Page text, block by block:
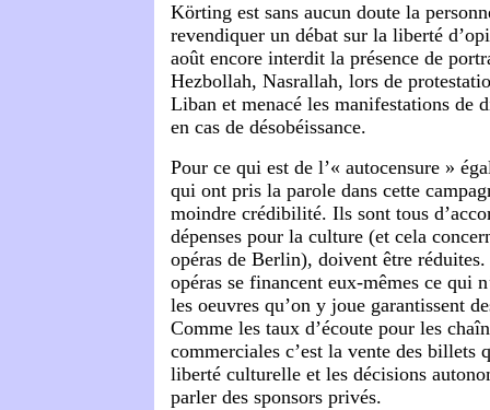
Körting est sans aucun doute la
revendiquer un débat sur la liberté
août encore interdit la présence de
Hezbollah, Nasrallah, lors de
Liban et menacé les manifestations de
en cas de désobéissance.
Pour ce qui est de l’« autocensure »
qui ont pris la parole dans cette
moindre crédibilité. Ils sont tous
dépenses pour la culture (et cela
opéras de Berlin), doivent être réduites.
opéras se financent eux-mêmes ce qui
les oeuvres qu’on y joue garantissent
Comme les taux d’écoute pour les
commerciales c’est la vente des billets
liberté culturelle et les décisions
parler des sponsors privés.